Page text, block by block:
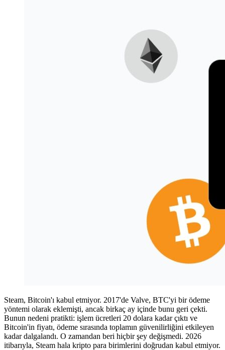
Steam, Bitcoin'ı kabul etmiyor. 2017'de Valve, BTC'yi bir ödeme
yöntemi olarak eklemişti, ancak birkaç ay içinde bunu geri çekti.
Bunun nedeni pratikti: işlem ücretleri 20 dolara kadar çıktı ve
Bitcoin'in fiyatı, ödeme sırasında toplamın güvenilirliğini etkileyen
kadar dalgalandı. O zamandan beri hiçbir şey değişmedi. 2026
itibarıyla, Steam hala kripto para birimlerini doğrudan kabul etmiyor.